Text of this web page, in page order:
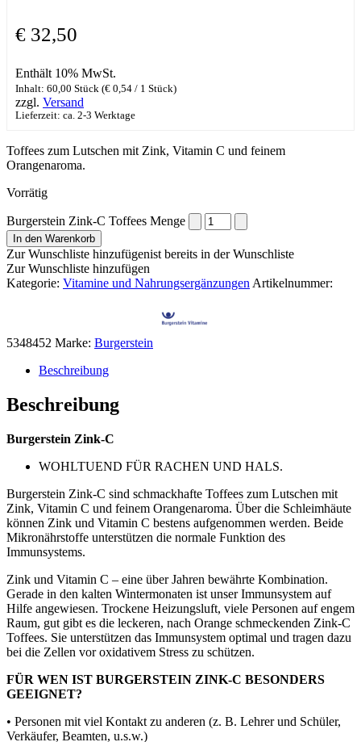
€ 32,50
Enthält 10% MwSt.
Inhalt: 60,00 Stück (€ 0,54 / 1 Stück)
zzgl. Versand
Lieferzeit: ca. 2-3 Werktage
Toffees zum Lutschen mit Zink, Vitamin C und feinem
Orangenaroma.
Vorrätig
Burgerstein Zink-C Toffees Menge
In den Warenkorb
Zur Wunschliste hinzufügenist bereits in der Wunschliste
Zur Wunschliste hinzufügen
Kategorie: Vitamine und Nahrungsergänzungen Artikelnummer:
5348452 Marke: Burgerstein
Beschreibung
Beschreibung
Burgerstein Zink-C
WOHLTUEND FÜR RACHEN UND HALS.
Burgerstein Zink-C sind schmackhafte Toffees zum Lutschen mit
Zink, Vitamin C und feinem Orangenaroma. Über die Schleimhäute
können Zink und Vitamin C bestens aufgenommen werden. Beide
Mikronährstoffe unterstützen die normale Funktion des
Immunsystems.
Zink und Vitamin C – eine über Jahren bewährte Kombination.
Gerade in den kalten Wintermonaten ist unser Immunsystem auf
Hilfe angewiesen. Trockene Heizungsluft, viele Personen auf engem
Raum, gut gibt es die leckeren, nach Orange schmeckenden Zink-C
Toffees. Sie unterstützen das Immunsystem optimal und tragen dazu
bei die Zellen vor oxidativem Stress zu schützen.
FÜR WEN IST BURGERSTEIN ZINK-C BESONDERS
GEEIGNET?
• Personen mit viel Kontakt zu anderen (z. B. Lehrer und Schüler,
Verkäufer, Beamten, u.s.w.)